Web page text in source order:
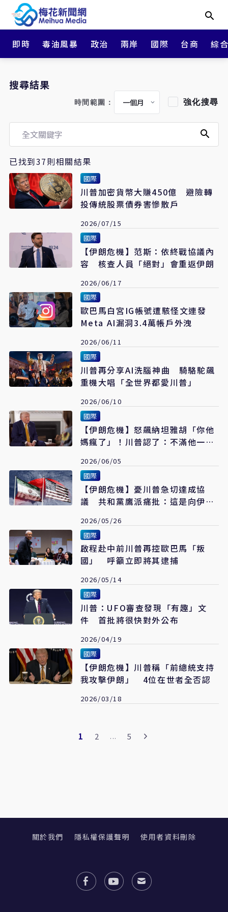
即時 毒油風暴 政治 兩岸 國際 台商 綜
搜尋結果
時間範圍： 強化搜尋
已找到37則相關結果
國際
川普加密貨幣大賺450億 避險轉
投傳統股票債券害慘散戶
2026/07/15
國際
【伊朗危機】范斯：依終戰協議內
容 核查人員「絕對」會重返伊朗
2026/06/17
國際
歐巴馬白宮IG帳號遭駭怪文連發
Meta AI漏洞3.4萬帳戶外洩
2026/06/11
國際
川普再分享AI洗腦神曲 騎駱駝飆
重機大唱「全世界都愛川普」
2026/06/10
國際
【伊朗危機】怒飆納坦雅胡「你他
媽瘋了」！川普認了：不滿他一直
2026/06/05
國際
【伊朗危機】憂川普急切達成協
議 共和黨鷹派痛批：這是向伊朗
2026/05/26
國際
啟程赴中前川普再控歐巴馬「叛
國」 呼籲立即將其逮捕
2026/05/14
國際
川普：UFO審查發現「有趣」文
件 首批將很快對外公布
2026/04/19
國際
【伊朗危機】川普稱「前總統支持
我攻擊伊朗」 4位在世者全否認
2026/03/18
1 2 ... 5
關於我們 隱私權保護聲明 使用者資料刪除